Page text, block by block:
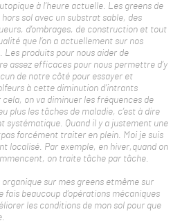
à l’heure actuelle. Les greens de
sol avec un substrat sable, des
d’ombrages, de construction et tout
que l’on a actuellement sur nos
Les produits pour nous aider de
assez efficaces pour nous permettre d’y
de notre côté pour essayer et
à cette diminution d’intrants
on va diminuer les fréquences de
plus les tâches de maladie, c’est à dire
systématique. Quand il y a justement une
forcément traiter en plein. Moi je suis
localisé. Par exemple, en hiver,quand on
on traite tâche par tâche.
sur mes greens etmême sur
beaucoup d’opérations mécaniques
les conditions de mon sol pour que